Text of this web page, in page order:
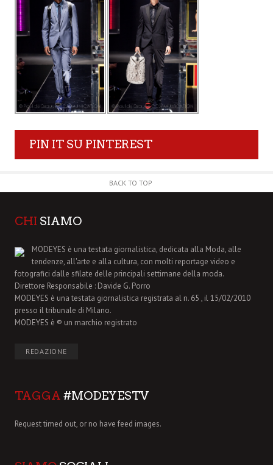
PIN IT SU PINTEREST
BACK TO TOP
CHI SIAMO
MODEYES è una testata giornalistica, dedicata alla Moda, alle
tendenze, all'arte e alla cultura, con molti reportage video e
fotografici dalle sfilate delle principali settimane della moda.
Direttore Responsabile : Davide G. Porro
MODEYES è una testata giornalistica registrata al n. 65 , il 15/02/2010
presso il tribunale di Milano.
MODEYES è ® un marchio registrato
REDAZIONE
TAGGA #MODEYESTV
Request timed out, or no have feed images.